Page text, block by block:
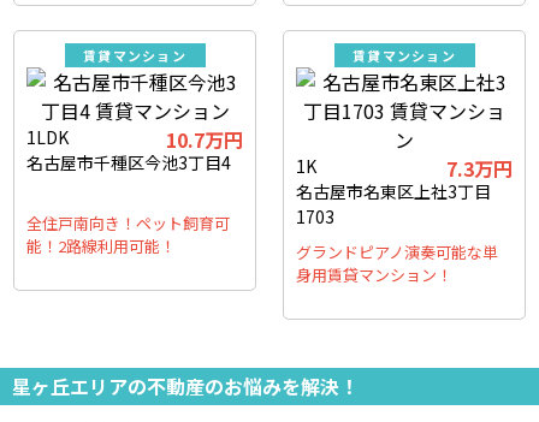
賃貸マンション
1LDK 10.7万円
名古屋市千種区今池3丁目4
全住戸南向き！ペット飼育可
能！2路線利用可能！
賃貸マンション
1K 7.3万円
名古屋市名東区上社3丁目
1703
グランドピアノ演奏可能な単
身用賃貸マンション！
星ヶ丘エリアの不動産のお悩みを解決！